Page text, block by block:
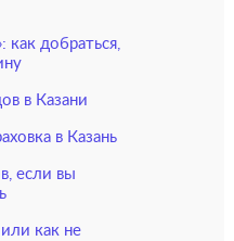
как добраться,
в Казани
в Казань
если вы
как не